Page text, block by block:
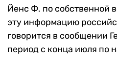
Йенс Ф. по собственной
эту информацию
говорится в сообщении
период с конца июля по